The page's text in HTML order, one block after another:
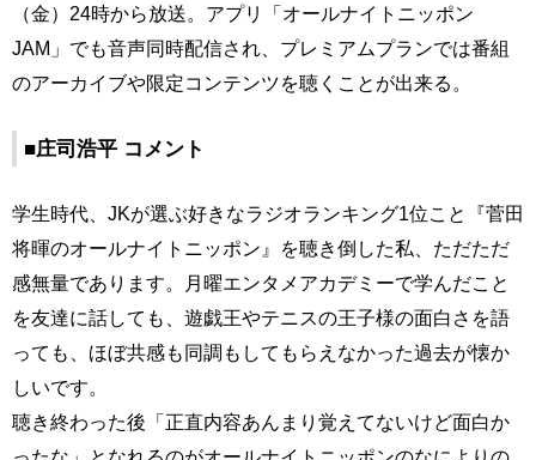
（金）24時から放送。アプリ「オールナイトニッポン
JAM」でも音声同時配信され、プレミアムプランでは番組
のアーカイブや限定コンテンツを聴くことが出来る。
■庄司浩平 コメント
学生時代、JKが選ぶ好きなラジオランキング1位こと『菅田
将暉のオールナイトニッポン』を聴き倒した私、ただただ
感無量であります。月曜エンタメアカデミーで学んだこと
を友達に話しても、遊戯王やテニスの王子様の面白さを語
っても、ほぼ共感も同調もしてもらえなかった過去が懐か
しいです。
聴き終わった後「正直内容あんまり覚えてないけど面白か